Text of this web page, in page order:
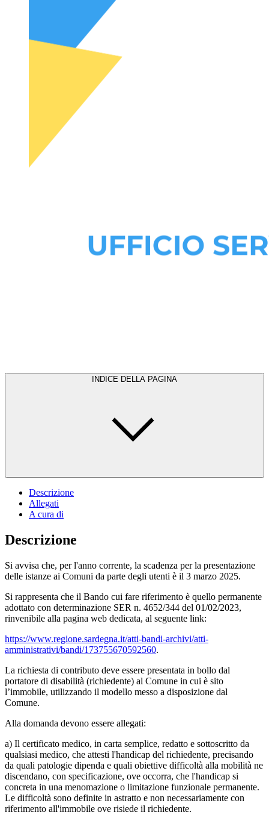
INDICE DELLA PAGINA
Descrizione
Allegati
A cura di
Descrizione
Si avvisa che, per l'anno corrente, la scadenza per la presentazione
delle istanze ai Comuni da parte degli utenti è il 3 marzo 2025.
Si rappresenta che il Bando cui fare riferimento è quello permanente
adottato con determinazione SER n. 4652/344 del 01/02/2023,
rinvenibile alla pagina web dedicata, al seguente link:
https://www.regione.sardegna.it/atti-bandi-archivi/atti-
amministrativi/bandi/173755670592560.
La richiesta di contributo deve essere presentata in bollo dal
portatore di disabilità (richiedente) al Comune in cui è sito
l’immobile, utilizzando il modello messo a disposizione dal
Comune.
Alla domanda devono essere allegati:
a) Il certificato medico, in carta semplice, redatto e sottoscritto da
qualsiasi medico, che attesti l'handicap del richiedente, precisando
da quali patologie dipenda e quali obiettive difficoltà alla mobilità ne
discendano, con specificazione, ove occorra, che l'handicap si
concreta in una menomazione o limitazione funzionale permanente.
Le difficoltà sono definite in astratto e non necessariamente con
riferimento all'immobile ove risiede il richiedente.